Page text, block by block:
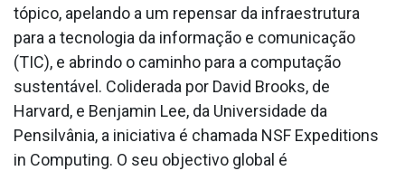
tópico, apelando a um repensar da infraestrutura
para a tecnologia da informação e comunicação
(TIC), e abrindo o caminho para a computação
sustentável. Coliderada por David Brooks, de
Harvard, e Benjamin Lee, da Universidade da
Pensilvânia, a iniciativa é chamada NSF Expeditions
in Computing. O seu objectivo global é